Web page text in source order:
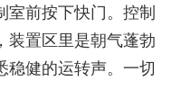
室前按下快门。控制
装置区里是朝气蓬勃
稳健的运转声。一切